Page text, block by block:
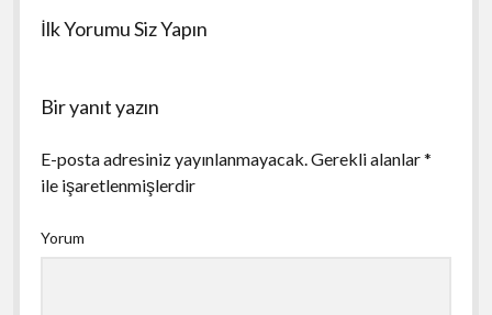
İlk Yorumu Siz Yapın
Bir yanıt yazın
E-posta adresiniz yayınlanmayacak.Gerekli alanlar*
ile işaretlenmişlerdir
Yorum